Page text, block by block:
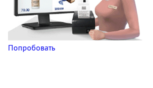
Попробовать